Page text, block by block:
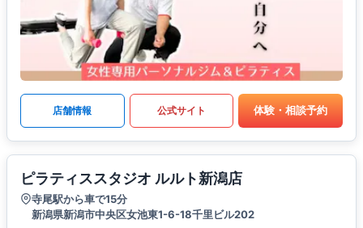
店舗情報 公式サイト 体験・相談予約
ピラティススタジオ ルルト新潟店
寺尾駅から車で15分
新潟県新潟市中央区女池東1-6-18千里ビル202